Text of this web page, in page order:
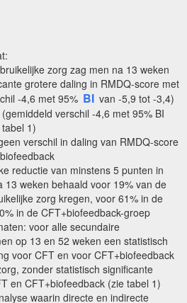
zorg zag men na 13 weken
grotere daling in RMDQ-score met
-4,6 met 95% BI van -5,9 tot -3,4)
verschil -4,6 met 95% BI
1)
verschil in daling van RMDQ-score
reductie van minstens 5 punten in
13 weken behaald voor 19% van de
zorg kregen, voor 61% in de
in de CFT+biofeedback-groep
voor alle secundaire
op 13 en 52 weken een statistisch
voor CFT en voor CFT+biofeedback
zonder statistisch significante
en CFT+biofeedback (zie tabel 1)
waarin directe en indirecte